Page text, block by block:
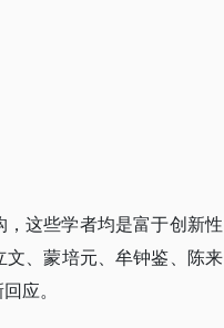
这些学者均是富于创新性
、蒙培元、牟钟鉴、陈来
应。